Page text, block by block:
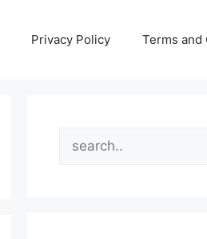
Privacy Policy Terms and